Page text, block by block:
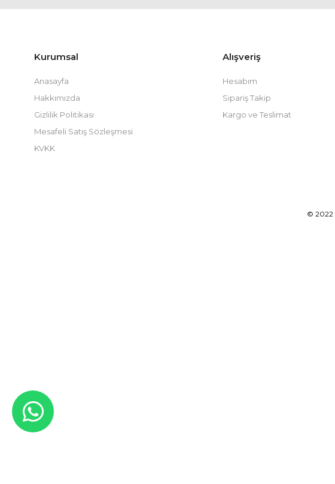
Kurumsal
Anasayfa
Hakkımızda
Gizlilik Politikası
Mesafeli Satış Sözleşmesi
KVKK
Alışveriş
Hesabım
Sipariş Takip
Kargo ve Teslimat
© 2022